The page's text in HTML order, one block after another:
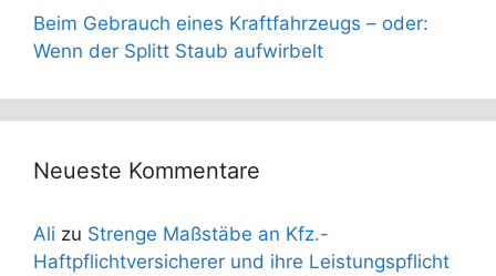
Beim Gebrauch eines Kraftfahrzeugs – oder:
Wenn der Splitt Staub aufwirbelt
Neueste Kommentare
Ali zu Strenge Maßstäbe an Kfz.-
Haftpflichtversicherer und ihre Leistungspflicht